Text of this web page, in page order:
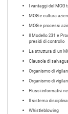
I vantaggi del MOG
MOG e cultura
MOG e processi
Il Modello 231 e
presidi di controllo
La struttura di un
Clausola di
Organismo di
Organismo di
Flussi informativi
Il sistema
Whistleblowing